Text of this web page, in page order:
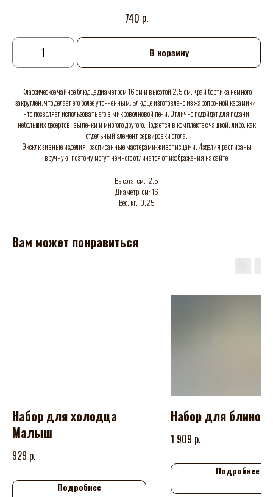
740 р.
В корзину
Классическое чайное блюдце диаметром 16 см и высотой 2,5 см. Край бортика немного
закруглен, что делает его более утонченным. Блюдце изготовлено из жаропрочной керамики,
что позволяет использовать его в микроволновой печи. Отлично подойдет для подачи
небольших десертов, выпечки и многого другого. Подается в комплекте с чашкой, либо, как
отдельный элемент сервировки стола.
Эксклюзивные изделия, расписанные мастерами-живописцами. Изделия расписаны
вручную, поэтому могут немного отличатся от изображения на сайте.
Высота, см.: 2,5
Диаметр, см: 16
Вес, кг.: 0,25
Вам может понравиться
Набор для холодца
Малыш
929 р.
Подробнее
Набор для блинов
1 909 р.
Подробнее